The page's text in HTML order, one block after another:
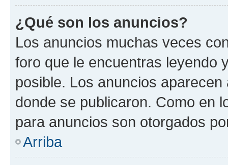
¿Qué son los anuncios?
Los anuncios muchas veces
foro que le encuentras leyendo
posible. Los anuncios
donde se publicaron. Como en
para anuncios son otorgados
Arriba